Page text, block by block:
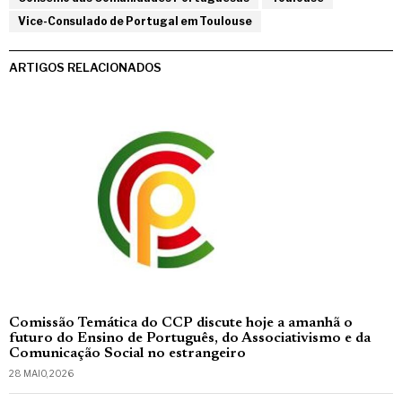
Vice-Consulado de Portugal em Toulouse
ARTIGOS RELACIONADOS
Comissão Temática do CCP discute hoje a amanhã o
futuro do Ensino de Português, do Associativismo e da
Comunicação Social no estrangeiro
28 MAIO, 2026